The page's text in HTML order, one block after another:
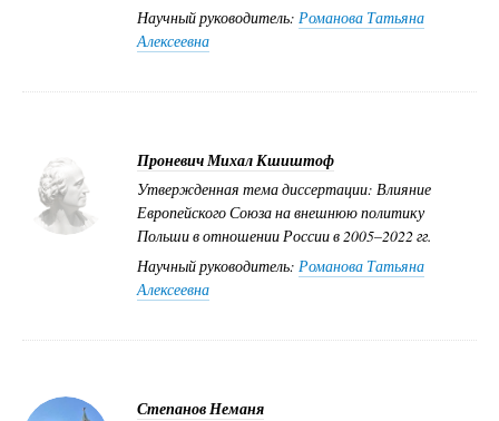
Научный руководитель: Романова Татьяна
Алексеевна
Проневич Михал Кшиштоф
Утвержденная тема диссертации: Влияние
Европейского Союза на внешнюю политику
Польши в отношении России в 2005–2022 гг.
Научный руководитель: Романова Татьяна
Алексеевна
Степанов Неманя